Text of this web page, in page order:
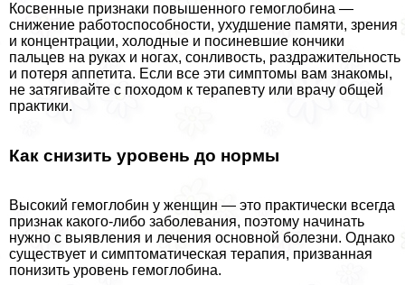
Косвенные признаки повышенного гемоглобина —
снижение работоспособности, ухудшение памяти, зрения
и концентрации, холодные и посиневшие кончики
пальцев на руках и ногах, сонливость, раздражительность
и потеря аппетита. Если все эти симптомы вам знакомы,
не затягивайте с походом к терапевту или врачу общей
пpaктики.
Как снизить уровень до нормы
Высокий гемоглобин у женщин — это пpaктически всегда
признак какого-либо заболевания, поэтому начинать
нужно с выявления и лечения основной болезни. Однако
существует и симптоматическая терапия, призванная
понизить уровень гемоглобина.